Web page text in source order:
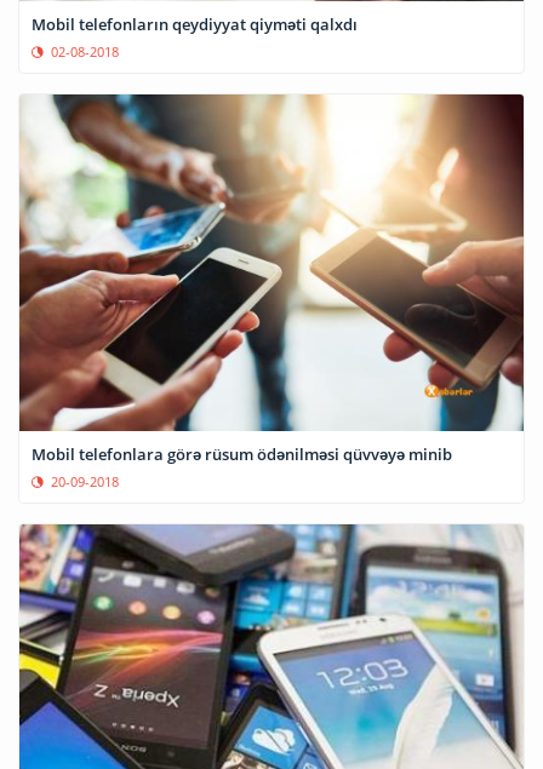
Mobil telefonların qeydiyyat qiyməti qalxdı
02-08-2018
Mobil telefonlara görə rüsum ödənilməsi qüvvəyə minib
20-09-2018